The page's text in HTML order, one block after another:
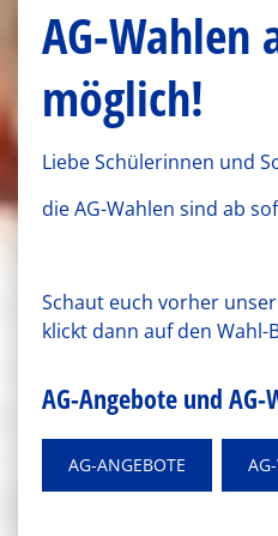
AG-Wahlen
möglich!
Liebe Schülerinnen und
die AG-Wahlen sind ab
Schaut euch vorher
klickt dann auf den Wahl-
AG-Angebote und AG-
AG-ANGEBOTE